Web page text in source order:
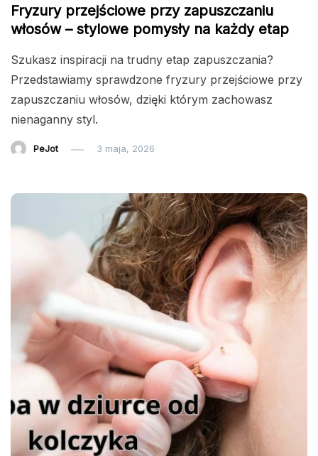
Fryzury przejściowe przy zapuszczaniu
włosów – stylowe pomysły na każdy etap
Szukasz inspiracji na trudny etap zapuszczania?
Przedstawiamy sprawdzone fryzury przejściowe przy
zapuszczaniu włosów, dzięki którym zachowasz
nienaganny styl.
PeJot 3 maja, 2026